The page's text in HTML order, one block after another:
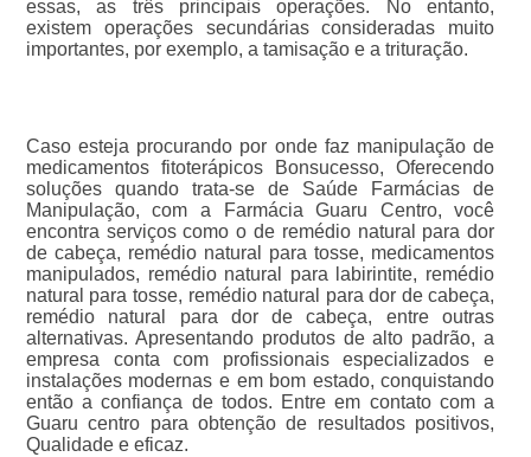
essas, as três principais operações. No entanto,
existem operações secundárias consideradas muito
importantes, por exemplo, a tamisação e a trituração.
Caso esteja procurando por onde faz manipulação de
medicamentos fitoterápicos Bonsucesso, Oferecendo
soluções quando trata-se de Saúde Farmácias de
Manipulação, com a Farmácia Guaru Centro, você
encontra serviços como o de remédio natural para dor
de cabeça, remédio natural para tosse, medicamentos
manipulados, remédio natural para labirintite, remédio
natural para tosse, remédio natural para dor de cabeça,
remédio natural para dor de cabeça, entre outras
alternativas. Apresentando produtos de alto padrão, a
empresa conta com profissionais especializados e
instalações modernas e em bom estado, conquistando
então a confiança de todos. Entre em contato com a
Guaru centro para obtenção de resultados positivos,
Qualidade e eficaz.